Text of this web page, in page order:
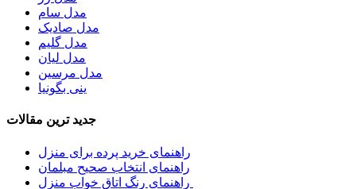
مدل سام
مدل صادیک
مدل گلیم
مدل لیان
مدل مرسین
ینی بگونیا
جدید ترین مقالات
راهنمای خرید پرده برای منزل
راهنمای انتخاب صحیح مبلمان